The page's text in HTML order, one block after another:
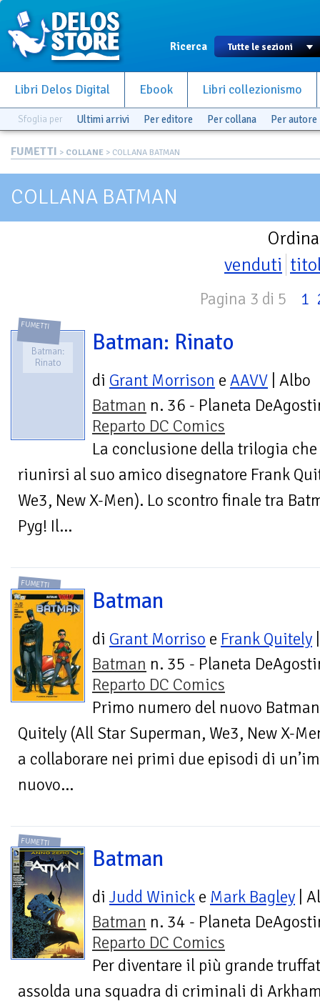
Ricerca
Libri Delos Digital Ebook Libri collezionismo
Sfoglia per Ultimi arrivi Per editore Per collana Per autore
FUMETTI > COLLANE > COLLANA BATMAN
COLLANA BATMAN
venduti
Pagina 3 di 5 1
FUMETTI
Batman:
Rinato
Batman: Rinato
di Grant Morrison e AAVV | Albo
Batman n. 36 - Planeta
Reparto DC Comics
La conclusione della trilogia
riunirsi al suo amico disegnatore Frank
We3, New X-Men). Lo scontro finale tra
Pyg! Il...
FUMETTI
Batman
di Grant Morriso e Frank Quitely
Batman n. 35 - Planeta
Reparto DC Comics
Primo numero del nuovo
Quitely (All Star Superman, We3, New X-
a collaborare nei primi due episodi di
nuovo...
FUMETTI
Batman
di Judd Winick e Mark Bagley |
Batman n. 34 - Planeta
Reparto DC Comics
Per diventare il più grande
assolda una squadra di criminali di